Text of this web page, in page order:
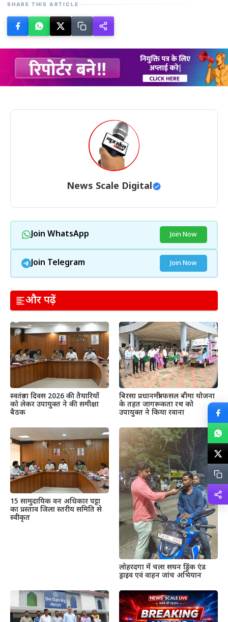
SHARE THIS ARTICLE
News Scale Digital
Join WhatsApp Join Now
Join Telegram Join Now
और पढ़ें
स्वतंत्रता दिवस 2026 की तैयारियों
को लेकर उपायुक्त ने की समीक्षा
बैठक
बिरसा प्रधानमंत्री फसल बीमा योजना
के तहत जागरूकता रथ को
उपायुक्त ने किया रवाना
15 सामुदायिक वन अधिकार पट्टा
का प्रस्ताव जिला स्तरीय समिति से
स्वीकृत
लोहरदगा में चला सघन ड्रिंक एंड
ड्राइव एवं वाहन जांच अभियान